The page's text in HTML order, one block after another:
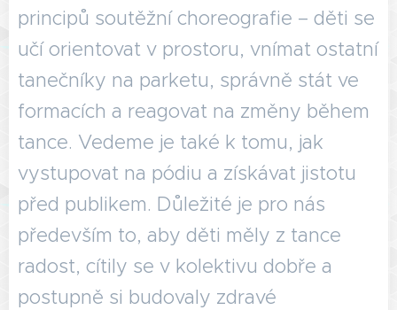
principů soutěžní choreografie – děti se
učí orientovat v prostoru, vnímat ostatní
tanečníky na parketu, správně stát ve
formacích a reagovat na změny během
tance. Vedeme je také k tomu, jak
vystupovat na pódiu a získávat jistotu
před publikem. Důležité je pro nás
především to, aby děti měly z tance
radost, cítily se v kolektivu dobře a
postupně si budovaly zdravé